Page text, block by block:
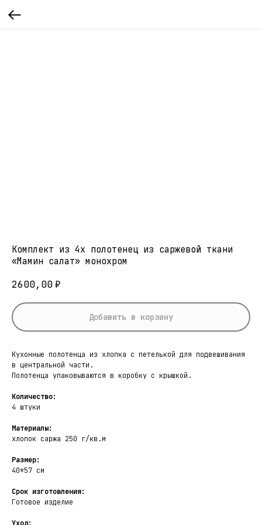
Комплект из 4х полотенец из саржевой ткани
«Мамин салат» монохром
2600,00₽
Добавить в корзину
Кухонные полотенца из хлопка с петелькой для подвешивания
в центральной части.
Полотенца упаковываются в коробку с крышкой.
Количество:
4 штуки
Материалы:
хлопок саржа 250 г/кв.м
Размер:
40*57 см
Срок изготовления:
Готовое изделие